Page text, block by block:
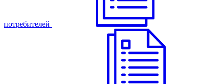
потребителей